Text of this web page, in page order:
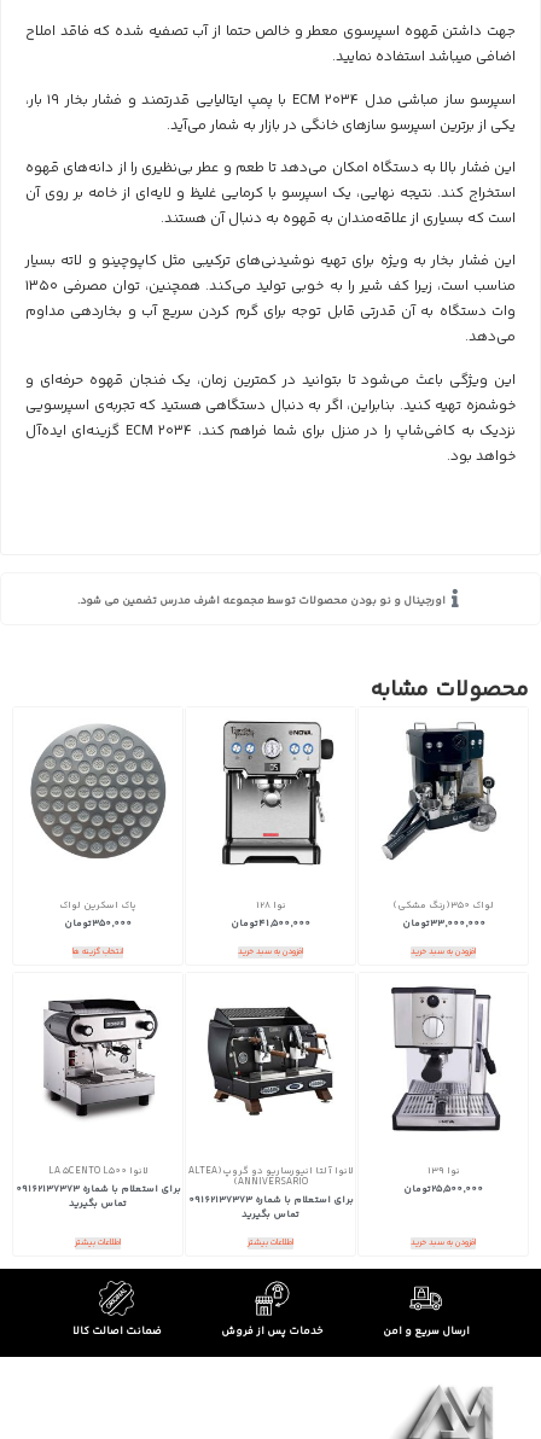
جهت داشتن قهوه اسپرسوی معطر و خالص حتما از آب تصفیه شده که فاقد املاح
اضافی میباشد استفاده نمایید.
اسپرسو ساز مباشی مدل ECM 2034 با پمپ ایتالیایی قدرتمند و فشار بخار 19 بار
،
یکی از برترین اسپرسو سازهای خانگی در بازار به شمار می‌آید.
این فشار بالا به دستگاه امکان می‌دهد تا طعم و عطر بی‌نظیری را از دانه‌های قهوه
استخراج کند. نتیجه نهایی، یک اسپرسو با کرمایی غلیظ و لایه‌ای از خامه بر روی آن
است که بسیاری از علاقه‌مندان به قهوه به دنبال آن هستند.
این فشار بخار به ویژه برای تهیه نوشیدنی‌های ترکیبی مثلکاپوچینو و لاته بسیار
مناسب است، زیرا کف شیر را به خوبی تولید می‌کند. همچنین،
توان مصرفی 1350
وات دستگاه به آن قدرتی قابل توجه برای گرم کردن سریع آب و بخاردهی مداوم
می‌دهد.
این ویژگی باعث می‌شود تا بتوانید در کمترین زمان، یک فنجان قهوه حرفه‌ای و
خوشمزه تهیه کنید. بنابراین، اگر به دنبال دستگاهی هستید که تجربه‌ی اسپرسویی
نزدیک به کافی‌شاپ را در منزل برای شما فراهم کند، ECM 2034 گزینه‌ای ایده‌آل
خواهد بود.
اورجینال و نو بودن محصولات توسط مجموعه اشرف مدرس تضمین می شود.
محصولات مشابه
لواک 350(رنگ مشکی)
33,000,000تومان
افزودن به سبد خرید
نوا 128
41,500,000تومان
افزودن به سبد خرید
پاک اسکرین لواک
350,000تومان
انتخاب گزینه ها
نوا 139
25,500,000تومان
افزودن به سبد خرید
لانوا آلتا انیورساریو دو گروپ(ALTEA
ANNIVERSARIO)
برای استعلام با شماره 09162137373
تماس بگیرید
اطلاعات بیشتر
لانوا LA 5CENTO L500
برای استعلام با شماره 09162137373
تماس بگیرید
اطلاعات بیشتر
ارسال سریع و امن خدمات پس از فروش ضمانت اصالت کالا